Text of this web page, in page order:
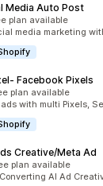
Media Auto Post
plan available
media marketing
Facebook Pixels
plan available
with multi Pixels,
Creative/Meta Ad
plan available
AI Ad